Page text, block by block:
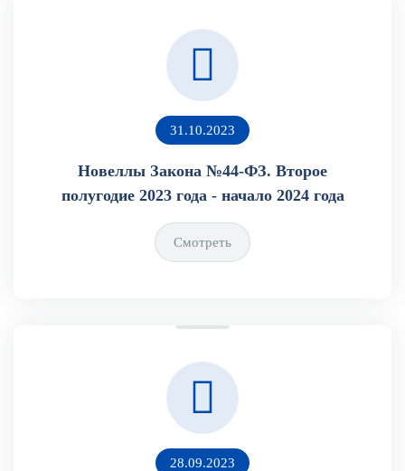
31.10.2023
Новеллы Закона №44-ФЗ. Второе
полугодие 2023 года - начало 2024 года
Смотреть
28.09.2023